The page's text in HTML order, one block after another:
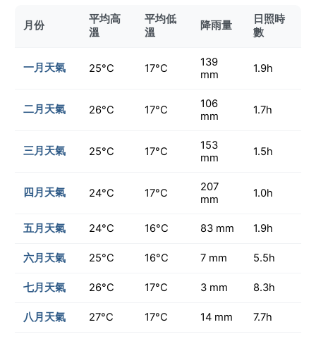
月份
平均高
溫
平均低
溫
降雨量
日照時
數
一月天氣 25°C 17°C
139
mm
1.9h
二月天氣 26°C 17°C
106
mm
1.7h
三月天氣 25°C 17°C
153
mm
1.5h
四月天氣 24°C 17°C
207
mm
1.0h
五月天氣 24°C 16°C 83 mm 1.9h
六月天氣 25°C 16°C 7 mm 5.5h
七月天氣 26°C 17°C 3 mm 8.3h
八月天氣 27°C 17°C 14 mm 7.7h